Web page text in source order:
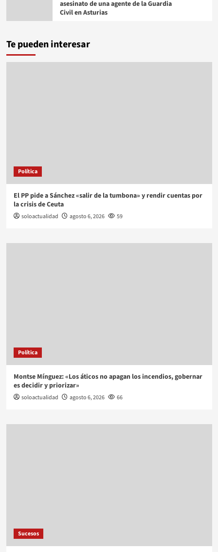
asesinato de una agente de la Guardia
Civil en Asturias
Te pueden interesar
Política
El PP pide a Sánchez «salir de la tumbona» y rendir cuentas por
la crisis de Ceuta
soloactualidad agosto 6, 2026 59
Política
Montse Mínguez: «Los áticos no apagan los incendios, gobernar
es decidir y priorizar»
soloactualidad agosto 6, 2026 66
Sucesos